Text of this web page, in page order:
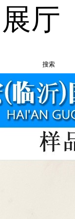
厅
搜索